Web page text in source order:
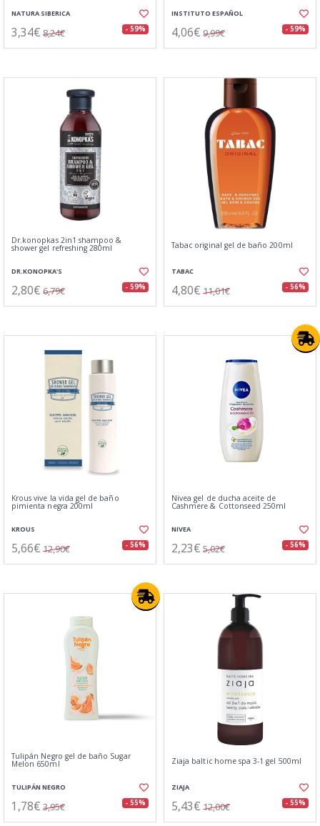
NATURA SIBERICA
3,34€ 8,24€ - 59%
INSTITUTO ESPAÑOL
4,06€ 9,99€ - 59%
Dr.konopkas 2in1 shampoo &
shower gel refreshing 280ml
DR.KONOPKA'S
2,80€ 6,79€ - 59%
Tabac original gel de baño 200ml
TABAC
4,80€ 11,01€ - 56%
Krous vive la vida gel de baño
pimienta negra 200ml
KROUS
5,66€ 12,90€ - 56%
Nivea gel de ducha aceite de
Cashmere & Cottonseed 250ml
NIVEA
2,23€ 5,02€ - 56%
Tulipán Negro gel de baño Sugar
Melon 650ml
TULIPÁN NEGRO
1,78€ 3,95€ - 55%
Ziaja baltic home spa 3-1 gel 500ml
ZIAJA
5,43€ 12,00€ - 55%